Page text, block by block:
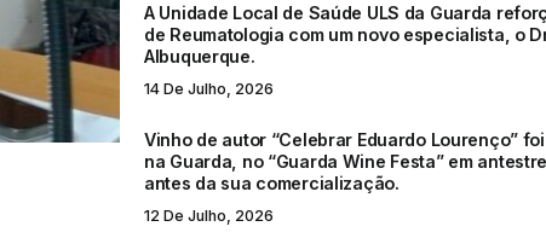
A Unidade Local de Saúde ULS da Guarda
de Reumatologia com um novo especialista, o
Albuquerque.
14 De Julho, 2026
Vinho de autor “Celebrar Eduardo Lourenço”
na Guarda, no “Guarda Wine Festa” em
antes da sua comercialização.
12 De Julho, 2026